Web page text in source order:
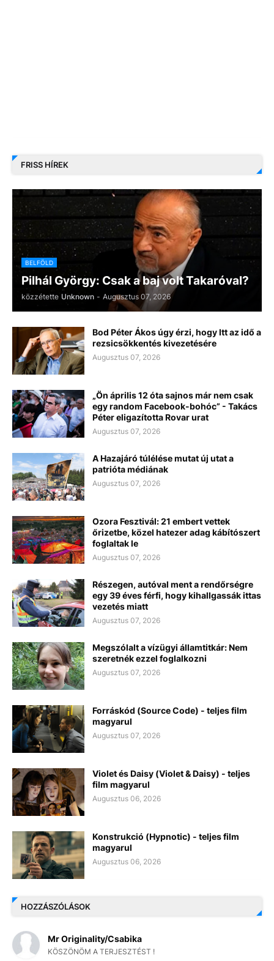
FRISS HÍREK
BELFÖLD
Pilhál György: Csak a baj volt Takaróval?
közzétette Unknown - Augusztus 07, 2026
Bod Péter Ákos úgy érzi, hogy Itt az idő a
rezsicsökkentés kivezetésére
Augusztus 07, 2026
„Ön április 12 óta sajnos már nem csak
egy random Facebook-bohóc” - Takács
Péter eligazította Rovar urat
Augusztus 07, 2026
A Hazajáró túlélése mutat új utat a
patrióta médiának
Augusztus 07, 2026
Ozora Fesztivál: 21 embert vettek
őrizetbe, közel hatezer adag kábítószert
foglaltak le
Augusztus 07, 2026
Részegen, autóval ment a rendőrségre
egy 39 éves férfi, hogy kihallgassák ittas
vezetés miatt
Augusztus 07, 2026
Megszólalt a vízügyi államtitkár: Nem
szeretnék ezzel foglalkozni
Augusztus 07, 2026
Forráskód (Source Code) - teljes film
magyarul
Augusztus 07, 2026
Violet és Daisy (Violet & Daisy) - teljes
film magyarul
Augusztus 06, 2026
Konstrukció (Hypnotic) - teljes film
magyarul
Augusztus 06, 2026
HOZZÁSZÓLÁSOK
Mr Originality/Csabika
KÖSZÖNÖM A TERJESZTÉST !